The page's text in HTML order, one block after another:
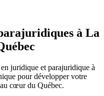
à La
juridique et parajuridique à
pour développer votre
cœur du Québec.